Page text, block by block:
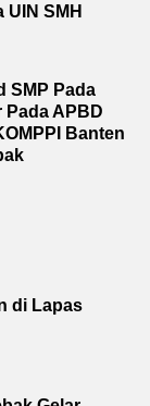
SMH
SMP Pada
APBD
Banten
di Lapas